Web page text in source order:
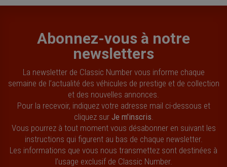
Abonnez-vous à notre
newsletters
La newsletter de Classic Number vous informe chaque
semaine de l’actualité des véhicules de prestige et de collection
et des nouvelles annonces.
Pour la recevoir, indiquez votre adresse mail ci-dessous et
cliquez sur Je m'inscris
Vous pourrez à tout moment vous désabonner en suivant les
instructions qui figurent au bas de chaque newsletter.
Les informations que vous nous transmettez sont destinées à
l’usage exclusif de Classic Number.